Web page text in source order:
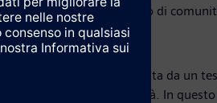
e promozione del senso di
Toscana, caratterizzata da un
per la competitività. In